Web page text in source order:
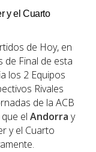
y el Cuarto
de Hoy, en
de Final de esta
los 2 Equipos
Rivales
de la ACB
el Andorra y
y el Cuarto